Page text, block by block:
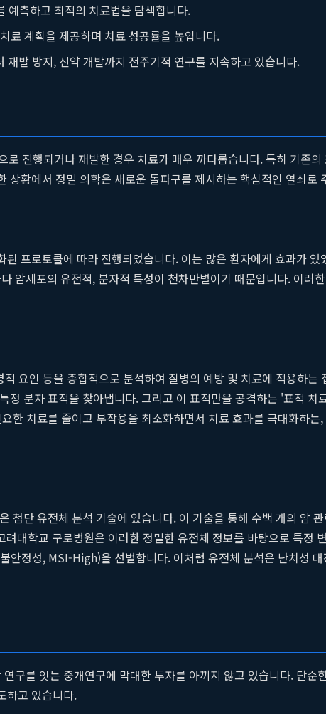
예측하고 최적의 치료법을 탐색합니다.
료 계획을 제공하며 치료 성공률을 높입니다.
발 방지, 신약 개발까지 전주기적 연구를 지속하고 있습니다.
진행되거나 재발한 경우 치료가 매우 까다롭습니다. 특히 기존
황에서 정밀 의학은 새로운 돌파구를 제시하는 핵심적인 열쇠로
프로토콜에 따라 진행되었습니다. 이는 많은 환자에게 효과가
암세포의 유전적, 분자적 특성이 천차만별이기 때문입니다. 이러
요인 등을 종합적으로 분석하여 질병의 예방 및 치료에 적용하는
분자 표적을 찾아냅니다. 그리고 이 표적만을 공격하는 '표적 치
치료를 줄이고 부작용을 최소화하면서 치료 효과를 극대화하
단 유전체 분석 기술에 있습니다. 이 기술을 통해 수백 개의 암
대학교 구로병원은 이러한 정밀한 유전체 정보를 바탕으로 특정
정성, MSI-High)을 선별합니다. 이처럼 유전체 분석은 난치성
구를 잇는 중개연구에 막대한 투자를 아끼지 않고 있습니다. 단순
하고 있습니다.